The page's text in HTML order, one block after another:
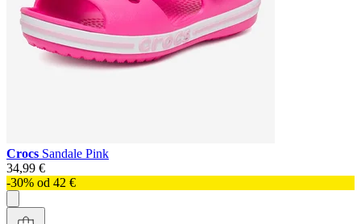
Crocs Sandale Pink
34,99 €
-30% od 42 €